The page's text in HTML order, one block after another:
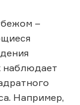
–
наблюдает
Например,